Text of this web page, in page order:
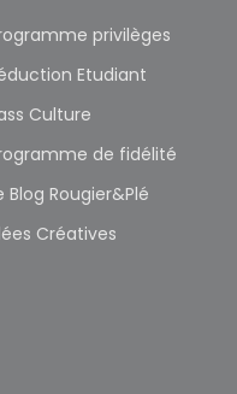
privilèges
Etudiant
Culture
de fidélité
Blog Rougier&Plé
Créatives